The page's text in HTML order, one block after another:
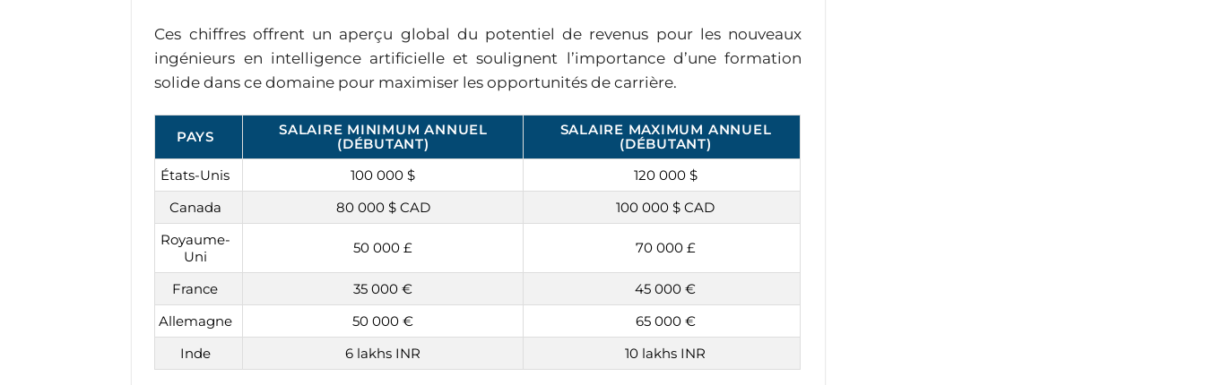
Ces chiffres offrent un aperçu global du potentiel de revenus pour les nouveaux
ingénieurs en intelligence artificielle et soulignent l’importance d’une formation
solide dans ce domaine pour maximiser les opportunités de carrière.
PAYS
SALAIRE MINIMUM ANNUEL
(DÉBUTANT)
SALAIRE MAXIMUM ANNUEL
(DÉBUTANT)
États-Unis
100 000 $
120 000 $
Canada
80 000 $ CAD
100 000 $ CAD
Royaume-
Uni
50 000 £ 70 000 £
France 35 000 €
45 000 €
Allemagne
50 000 €
65 000 €
Inde
6 lakhs INR 10 lakhs INR